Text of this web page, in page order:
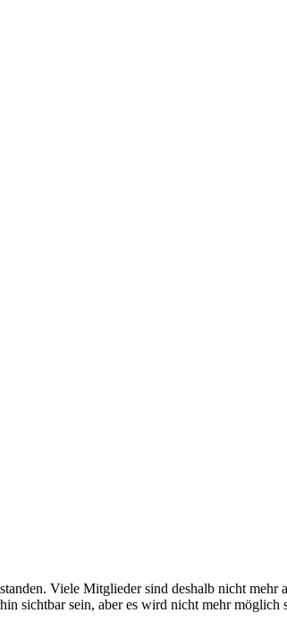
Viele Mitglieder sind deshalb nicht
sichtbar sein, aber es wird nicht mehr